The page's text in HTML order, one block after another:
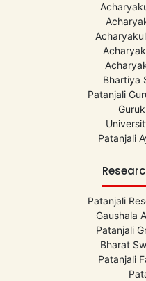
Bhartiya
Patanjali
Patanjali
Patanjali
Gaushala
Patanjali
Bharat
Patanjali